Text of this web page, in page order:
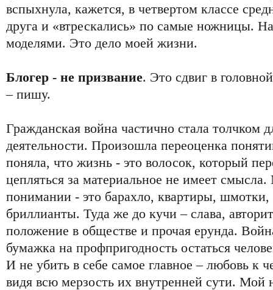
вспыхнула, кажется, в четвертом классе
друга и «втрескались» по самые ножницы.
моделями. Это дело моей жизни.
Блогер - не призвание. Это сдвиг в
– пишу.
Гражданская война частично стала толчком
деятельности. Произошла переоценка
поняла, что жизнь - это волосок, который
цепляться за материальное не имеет
понимании - это барахло, квартиры,
бриллианты. Туда же до кучи – слава,
положение в обществе и прочая ерунда.
бумажка на профпригодность остаться
И не убить в себе самое главное – любовь к
видя всю мерзость их внутренней сути.